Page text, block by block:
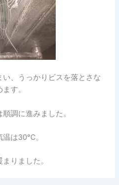
、うっかりビスを落とさな
す。
調に進みました。
温は30℃。
りました。